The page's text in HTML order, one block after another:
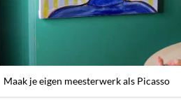
Maak je eigen meesterwerk als Picasso